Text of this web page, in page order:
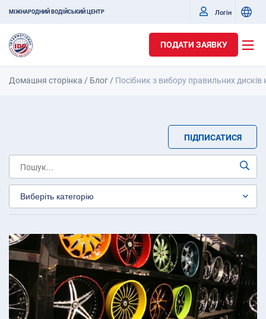
МІЖНАРОДНИЙ ВОДІЙСЬКИЙ ЦЕНТР Логін
ПОДАТИ ЗАЯВКУ
Домашня сторінка / Блог / Посібник з вибору правильних
ПІДПИСАТИСЯ